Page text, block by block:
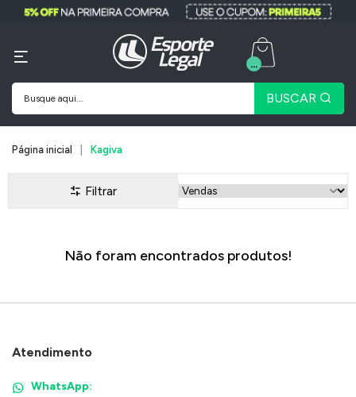
BUSCAR
...
Página inicial Kagiva
Filtrar
Não foram encontrados produtos!
Atendimento
WhatsApp: